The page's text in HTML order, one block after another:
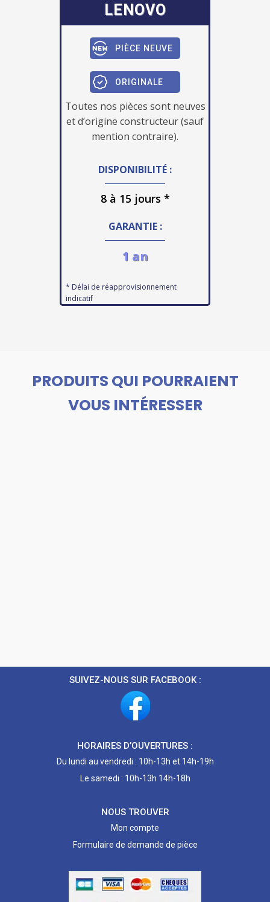
LENOVO
PIÈCE NEUVE
ORIGINALE
Toutes nos pièces sont neuves
et d’origine constructeur (sauf
mention contraire).
DISPONIBILITÉ :
8 à 15 jours *
GARANTIE :
1 an
* Délai de réapprovisionnement
indicatif
PRODUITS QUI POURRAIENT
VOUS INTÉRESSER
SUIVEZ-NOUS SUR FACEBOOK :
HORAIRES D’OUVERTURES :
Du lundi au vendredi : 10h-13h et 14h-19h
Le samedi : 10h-13h 14h-18h
NOUS TROUVER
Mon compte
Formulaire de demande de pièce